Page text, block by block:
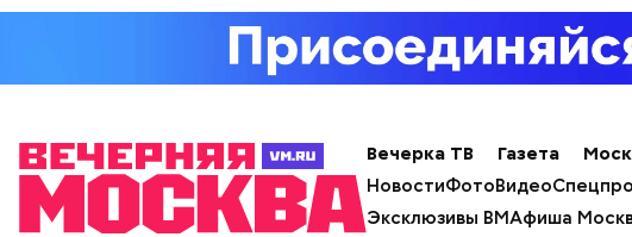
Вечерка ТВ Газета
НовостиФотоВидео
Эксклюзивы ВМАфиша
Примечательно,
Школы